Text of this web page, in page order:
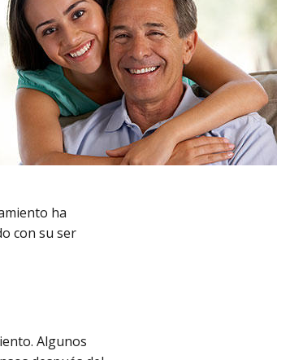
ha
con su ser
Algunos